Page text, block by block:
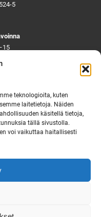
teknologioita, kuten
laitetietoja. Näiden
käsitellä tietoja,
tällä sivustolla.
voi vaikuttaa haitallisesti
5
9–14
Ruskon yhteystiedot
Virka-ajan ulkopuolella